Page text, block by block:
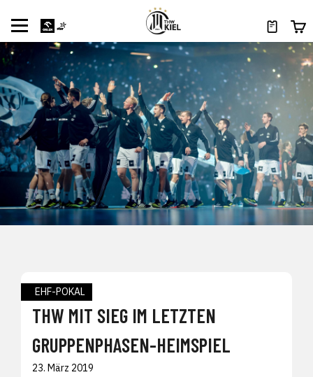
EHF-POKAL
THW MIT SIEG IM LETZTEN
GRUPPENPHASEN-HEIMSPIEL
23. März 2019